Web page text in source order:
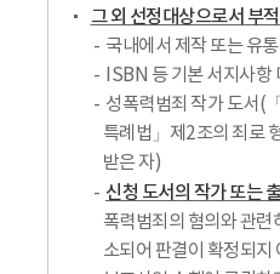
그 외 선정대상으로서 부
국내에서 제작 또는 유
ISBN 등 기본 서지사항
성폭력범죄 작가 도서(
특례법」제2조의 죄로
받은 자)
신청 도서의 작가 또는
폭력범죄의 혐의와 관련
소되어 판결이 확정되지